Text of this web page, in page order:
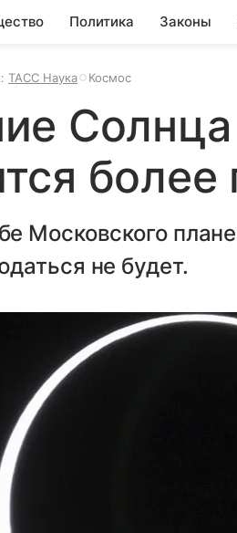
Политика Законы
ТАСС Наука Космос
более
Московского
не будет.